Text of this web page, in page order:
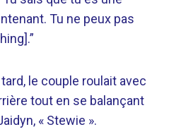
Tu ne peux pas
le couple roulait avec
tout en se balançant
« Stewie ».